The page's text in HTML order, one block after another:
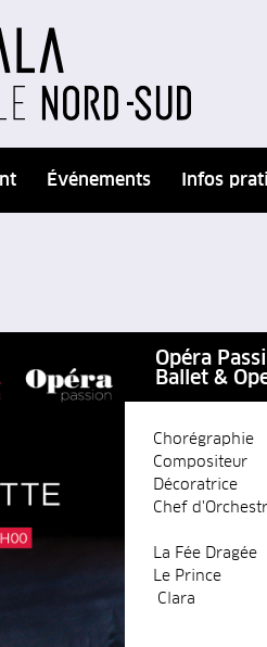
Événements Infos
Opéra
Ballet &
Chorégraphie
Compositeur
Décoratrice
Chef
La Fée Dragée
Le Prince
Clara